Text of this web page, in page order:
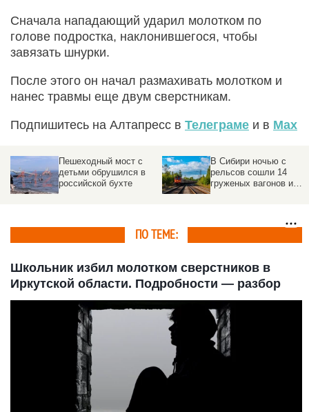
Сначала нападающий ударил молотком по
голове подростка, наклонившегося, чтобы
завязать шнурки.
После этого он начал размахивать молотком и
нанес травмы еще двум сверстникам.
Подпишитесь на Алтапресс в Телеграме и в Max
сбой
работе Т-
Париж подготовился к
хаосу после поражения
сборной на ЧМ
ПО ТЕМЕ:
Школьник избил молотком сверстников в
Иркутской области. Подробности — разбор